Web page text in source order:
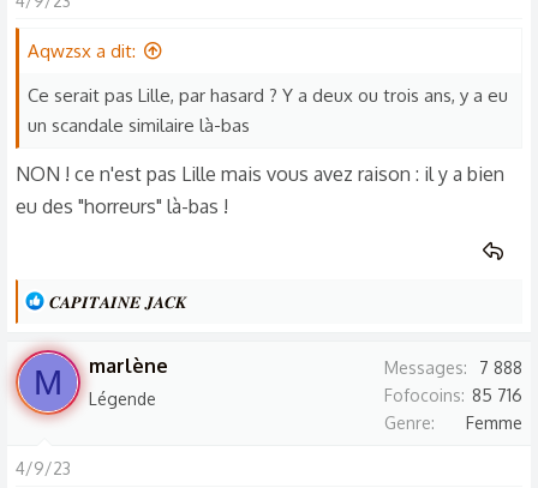
Aqwzsx a dit:
Ce serait pas Lille, par hasard ? Y a deux ou trois ans, y a eu
un scandale similaire là-bas
NON ! ce n'est pas Lille mais vous avez raison : il y a bien
eu des "horreurs" là-bas !
L
s
r
é
c
𝑪𝑨𝑷𝑰𝑻𝑨𝑰𝑵𝑬 𝑱𝑨𝑪𝑲
M marlène
Légende
Messages
7 888
Fofocoins 85 716
Genre
Femme
4/9/23